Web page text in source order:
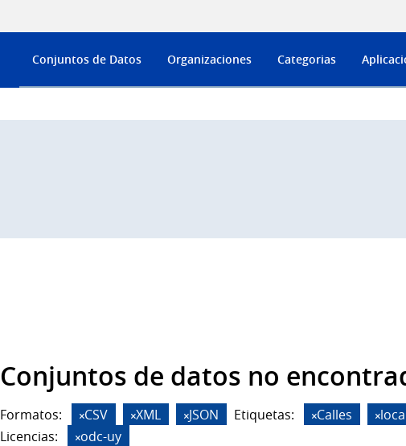
Conjuntos de Datos Organizaciones Categorias
Conjuntos de datos no
Formatos: CSV XML JSON Etiquetas: Calles
Licencias:
odc-uy